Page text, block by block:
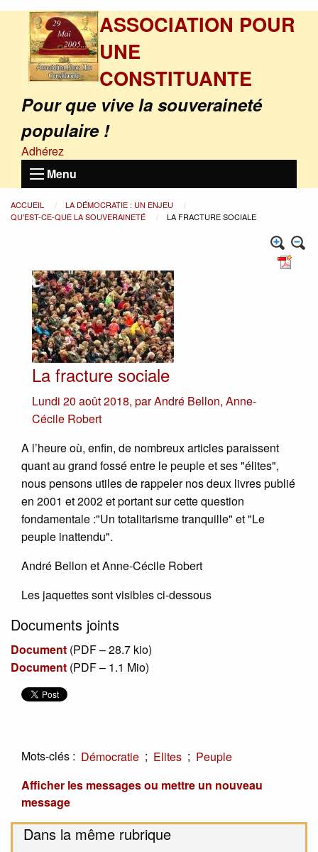
ASSOCIATION POUR
UNE
CONSTITUANTE
Pour que vive la souveraineté
populaire !
Adhérez
Menu
ACCUEIL
LA DÉMOCRATIE : UN ENJEU
QU’EST-CE-QUE LA SOUVERAINETÉ
LA FRACTURE SOCIALE
La fracture sociale
Lundi 20 août 2018, parAndré Bellon, Anne-
Cécile Robert
A l’heure où, enfin, de nombreux articles paraissent
quant au grand fossé entre le peuple et ses "élites",
nous pensons utiles de rappeler nos deux livres publié
en 2001 et 2002 et portant sur cette question
fondamentale :"Un totalitarisme tranquille" et "Le
peuple inattendu".
André Bellon et Anne-Cécile Robert
Les jaquettes sont visibles ci-dessous
Documents joints
Document (PDF – 28.7 kio)
Document (PDF – 1.1 Mio)
Mots-clés : Démocratie ; Elites ; Peuple
Afficher les messages ou mettre un nouveau
message
Dans la même rubrique